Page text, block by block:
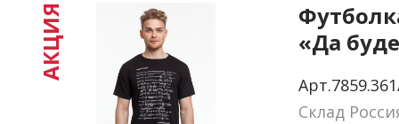
«Да
Склад
АКЦИЯ